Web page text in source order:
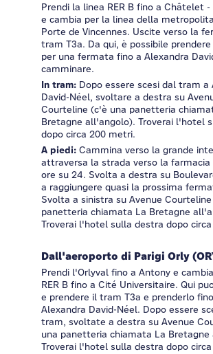
Prendi la linea RER B fino a Châtelet
e cambia per la linea della
Porte de Vincennes. Uscite verso la
tram T3a. Da qui, è possibile
per una fermata fino a Alexandra
camminare.
In tram: Dopo essere scesi dal tram a
David-Néel, svoltare a destra su
Courteline (c'è una panetteria
Bretagne all'angolo). Troverai l'hotel
dopo circa 200 metri.
A piedi: Cammina verso la grande
attraversa la strada verso la
ore su 24. Svolta a destra su
a raggiungere quasi la prossima
Svolta a sinistra su Avenue
panetteria chiamata La Bretagne
Troverai l'hotel sulla destra dopo
Dall'aeroporto di Parigi Orly
Prendi l'Orlyval fino a Antony e
RER B fino a Cité Universitaire. Qui
e prendere il tram T3a e prenderlo
Alexandra David-Néel. Dopo essere
tram, svoltate a destra su Avenue
una panetteria chiamata La Bretagne
Troverai l'hotel sulla destra dopo